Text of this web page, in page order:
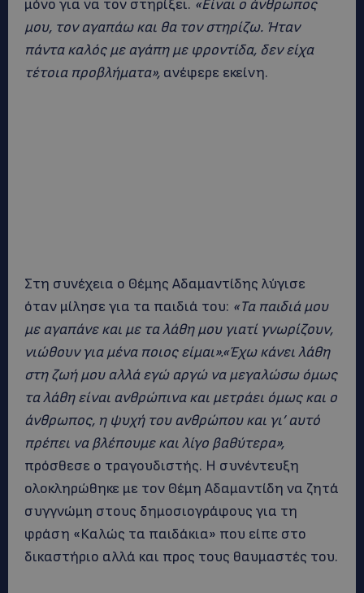
μόνο για να τον στηρίξει. «Είναι ο άνθρωπος
μου, τον αγαπάω και θα τον στηρίζω. Ήταν
πάντα καλός με αγάπη με φροντίδα, δεν είχα
τέτοια προβλήματα», ανέφερε εκείνη.
Στη συνέχεια ο Θέμης Αδαμαντίδης λύγισε
όταν μίλησε για τα παιδιά του: «Τα παιδιά μου
με αγαπάνε και με τα λάθη μου γιατί γνωρίζουν,
νιώθουν για μένα ποιος είμαι».«Έχω κάνει λάθη
στη ζωή μου αλλά εγώ αργώ να μεγαλώσω όμως
τα λάθη είναι ανθρώπινα και μετράει όμως και ο
άνθρωπος, η ψυχή του ανθρώπου και γι’ αυτό
πρέπει να βλέπουμε και λίγο βαθύτερα»,
πρόσθεσε ο τραγουδιστής. Η συνέντευξη
ολοκληρώθηκε με τον Θέμη Αδαμαντίδη να ζητά
συγγνώμη στους δημοσιογράφους για τη
φράση «Καλώς τα παιδάκια» που είπε στο
δικαστήριο αλλά και προς τους θαυμαστές του.